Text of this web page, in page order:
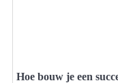
Hoe bouw je een